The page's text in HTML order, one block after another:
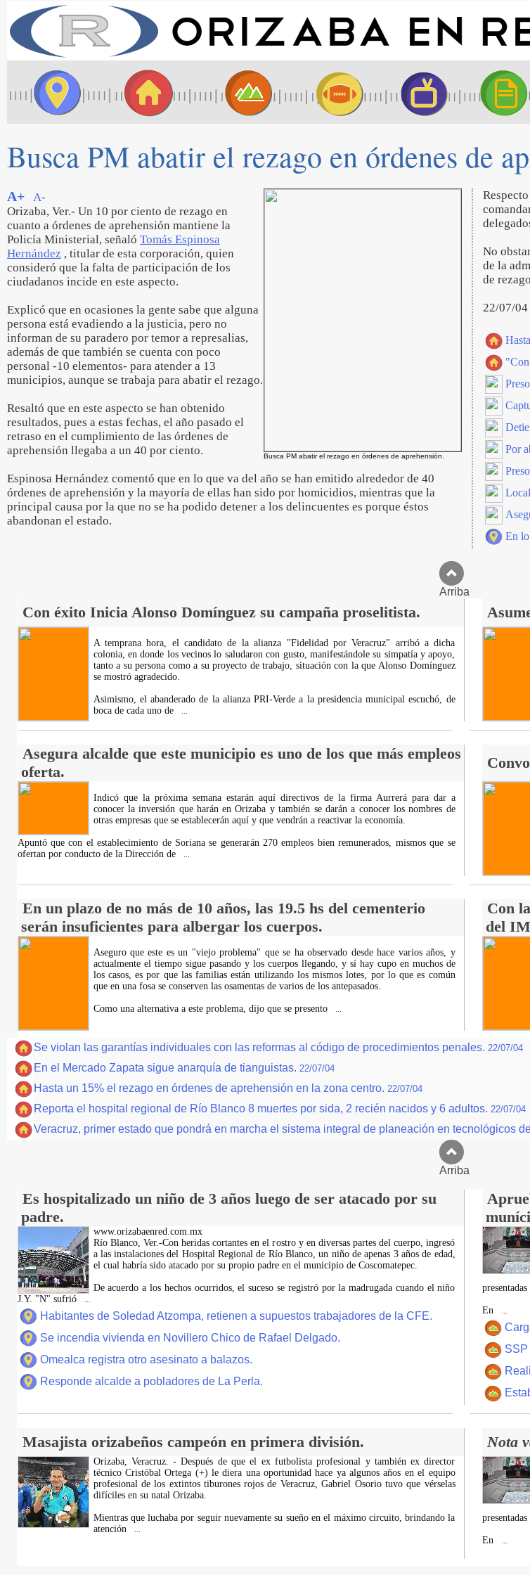
Busca PM abatir el rezago en órdenes de
Busca PM abatir el rezago en órdenes de aprehensión.
A+
A-
Orizaba, Ver.- Un 10 por ciento de rezago en
cuanto a órdenes de aprehensión mantiene la
Policía Ministerial, señaló Tomás Espinosa
Hernández , titular de esta corporación, quien
consideró que la falta de participación de los
ciudadanos incide en este aspecto.
Explicó que en ocasiones la gente sabe que alguna
persona está evadiendo a la justicia, pero no
informan de su paradero por temor a represalias,
además de que también se cuenta con poco
personal -10 elementos- para atender a 13
municipios, aunque se trabaja para abatir el rezago.
Resaltó que en este aspecto se han obtenido
resultados, pues a estas fechas, el año pasado el
retraso en el cumplimiento de las órdenes de
aprehensión llegaba a un 40 por ciento.
Espinosa Hernández comentó que en lo que va del año se han emitido alrededor de 40
órdenes de aprehensión y la mayoría de ellas han sido por homicidios, mientras que la
principal causa por la que no se ha podido detener a los delincuentes es porque éstos
abandonan el estado.
No
de la
de
22/07/04
"Con
Por
En
Arriba
Con éxito Inicia Alonso Domínguez su campaña proselitista.
A temprana hora, el candidato de la alianza "Fidelidad por Veracruz" arribó a dicha
colonia, en donde los vecinos lo saludaron con gusto, manifestándole su simpatía y apoyo,
tanto a su persona como a su proyecto de trabajo, situación con la que Alonso Domínguez
se mostró agradecido.
Asimismo, el abanderado de la alianza PRI-Verde a la presidencia municipal escuchó, de
boca de cada uno de
Asegura alcalde que este municipio es uno de los que más empleos
oferta.
Indicó que la próxima semana estarán aquí directivos de la firma Aurrerá para dar a
conocer la inversión que harán en Orizaba y también se darán a conocer los nombres de
otras empresas que se establecerán aquí y que vendrán a reactivar la economía.
Apuntó que con el establecimiento de Soriana se generarán 270 empleos bien remunerados, mismos que se
ofertan por conducto de la Dirección de
En un plazo de no más de 10 años, las 19.5 hs del cementerio
serán insuficientes para albergar los cuerpos.
Con
del
Aseguro que este es un "viejo problema" que se ha observado desde hace varios años, y
actualmente el tiempo sigue pasando y los cuerpos llegando, y sí hay cupo en muchos de
los casos, es por que las familias están utilizando los mismos lotes, por lo que es común
que en una fosa se conserven las osamentas de varios de los antepasados.
Como una alternativa a este problema, dijo que se presento
Se violan las garantías individuales con las reformas al código de procedimientos penales. 22/07/04
En el Mercado Zapata sigue anarquía de tianguistas. 22/07/04
Hasta un 15% el rezago en órdenes de aprehensión en la zona centro. 22/07/04
Reporta el hospital regional de Río Blanco 8 muertes por sida, 2 recién nacidos y 6 adultos. 22/07/04
Veracruz, primer estado que pondrá en marcha el sistema integral de planeación en tecnológicos
Arriba
Es hospitalizado un niño de 3 años luego de ser atacado por su
padre.
www.orizabaenred.com.mx
Río Blanco, Ver.-Con heridas cortantes en el rostro y en diversas partes del cuerpo, ingresó
a las instalaciones del Hospital Regional de Río Blanco, un niño de apenas 3 años de edad,
el cual habría sido atacado por su propio padre en el municipio de Coscomatepec.
De acuerdo a los hechos ocurridos, el suceso se registró por la madrugada cuando el niño
J.Y. "N" sufrió
Habitantes de Soledad Atzompa, retienen a supuestos trabajadores de la CFE.
Se incendia vivienda en Novillero Chico de Rafael Delgado.
Omealca registra otro asesinato a balazos.
Responde alcalde a pobladores de La Perla.
En
SSP
Masajista orizabeños campeón en primera división. Nota
Orizaba, Veracruz. - Después de que el ex futbolista profesional y también ex director
técnico Cristóbal Ortega (+) le diera una oportunidad hace ya algunos años en el equipo
profesional de los extintos tiburones rojos de Veracruz, Gabriel Osorio tuvo que vérselas
difíciles en su natal Orizaba.
Mientras que luchaba por seguir nuevamente su sueño en el máximo circuito, brindando la
atención
En